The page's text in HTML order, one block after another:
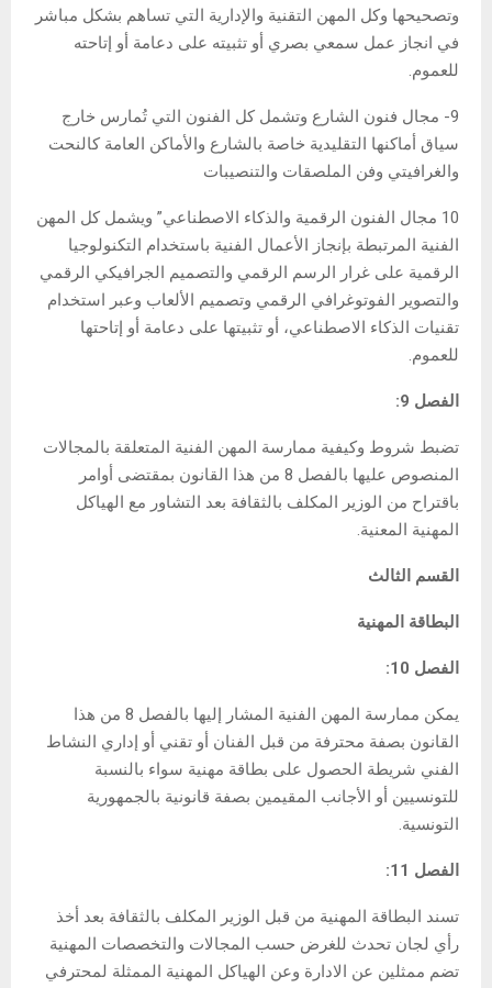
وتصحيحها وكل المهن التقنية والإدارية التي تساهم بشكل مباشر
في انجاز عمل سمعي بصري أو تثبيته على دعامة أو إتاحته
للعموم.
9- مجال فنون الشارع وتشمل كل الفنون التي تُمارس خارج
سياق أماكنها التقليدية خاصة بالشارع والأماكن العامة كالنحت
والغرافيتي وفن الملصقات والتنصيبات
10 مجال الفنون الرقمية والذكاء الاصطناعي” ويشمل كل المهن
الفنية المرتبطة بإنجاز الأعمال الفنية باستخدام التكنولوجيا
الرقمية على غرار الرسم الرقمي والتصميم الجرافيكي الرقمي
والتصوير الفوتوغرافي الرقمي وتصميم الألعاب وعبر استخدام
تقنيات الذكاء الاصطناعي، أو تثبيتها على دعامة أو إتاحتها
للعموم.
الفصل 9:
تضبط شروط وكيفية ممارسة المهن الفنية المتعلقة بالمجالات
المنصوص عليها بالفصل 8 من هذا القانون بمقتضى أوامر
باقتراح من الوزير المكلف بالثقافة بعد التشاور مع الهياكل
المهنية المعنية.
القسم الثالث
البطاقة المهنية
الفصل 10:
يمكن ممارسة المهن الفنية المشار إليها بالفصل 8 من هذا
القانون بصفة محترفة من قبل الفنان أو تقني أو إداري النشاط
الفني شريطة الحصول على بطاقة مهنية سواء بالنسبة
للتونسيين أو الأجانب المقيمين بصفة قانونية بالجمهورية
التونسية.
الفصل 11:
تسند البطاقة المهنية من قبل الوزير المكلف بالثقافة بعد أخذ
رأي لجان تحدث للغرض حسب المجالات والتخصصات المهنية
تضم ممثلين عن الادارة وعن الهياكل المهنية الممثلة لمحترفي